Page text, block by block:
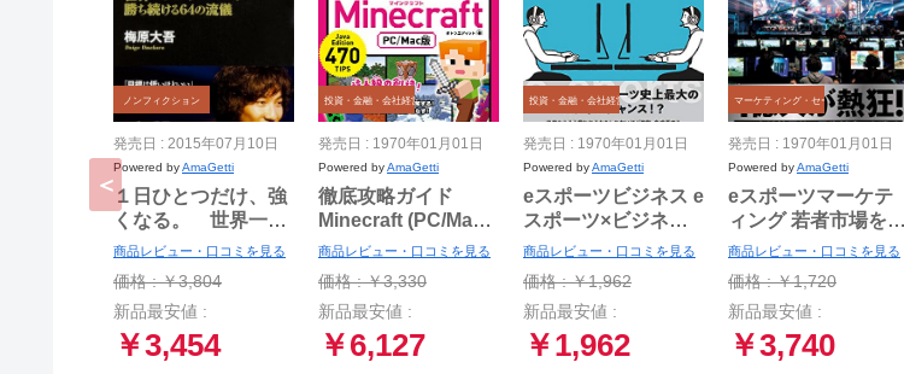
ノンフィクション
発売日 : 2015年07月10日
Powered byAmaGetti
１日ひとつだけ、強
くなる。 世界一プ
ロ・ゲーマーの勝ち
続ける64の流儀
商品レビュー・口コミを見る
価格 : ￥3,804
新品最安値 :
￥3,454
投資・金融・会社経営
発売日 : 1970年01月01日
Powered byAmaGetti
徹底攻略ガイド
Minecraft (PC/Mac
版)
商品レビュー・口コミを見る
価格 : ￥3,330
新品最安値 :
￥6,127
投資・金融・会社経営
発売日 : 1970年01月01日
Powered byAmaGetti
eスポーツビジネス e
スポーツ×ビジネス
の現場からお伝えし
ます!
商品レビュー・口コミを見る
価格 : ￥1,962
新品最安値 :
￥1,962
マーケティング・セールス
発売日 : 1970年01月01日
Powered byAmaGetti
eスポーツマーケテ
ィング 若者市場をつ
かむ最強メディアを
使いこなせ
商品レビュー・口コミを見る
価格 : ￥1,720
新品最安値 :
￥3,740